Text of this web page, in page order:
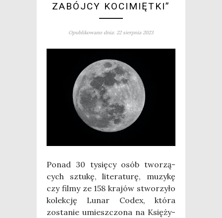
ZABÓJCY KOCIMIĘTKI”
Opublikowano dnia: 22 sierpnia 2023
Ponad 30 tysię­cy osób two­rzą­
cych sztu­kę, lite­ra­tu­rę, muzy­kę
czy fil­my ze 158 kra­jów stwo­rzy­ło
kolek­cję Lunar Codex, któ­ra
zosta­nie umiesz­czo­na na Księ­ży­